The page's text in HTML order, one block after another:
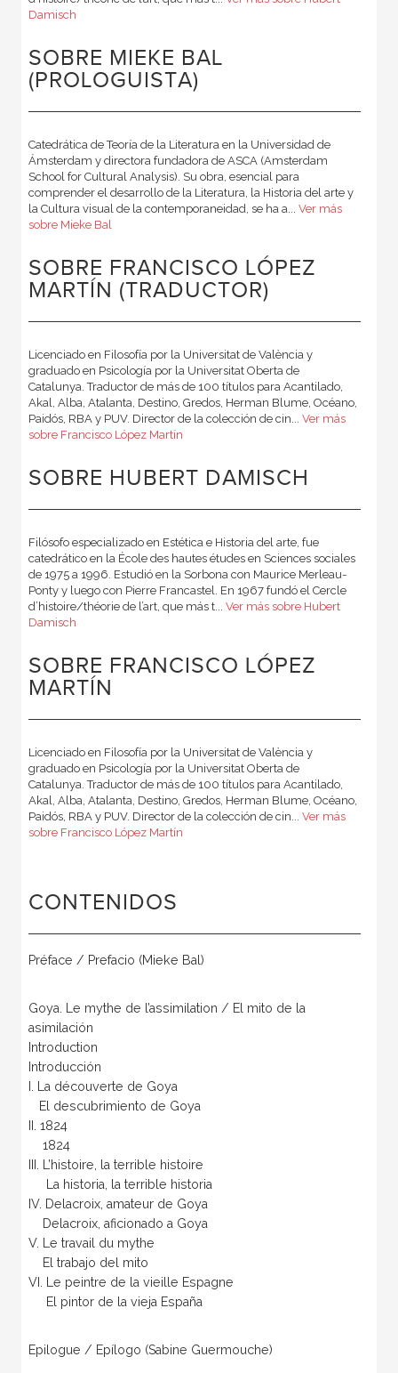
Damisch
SOBRE MIEKE BAL
(PROLOGUISTA)
Catedrática de Teoría de la Literatura en la Universidad de
Ámsterdam y directora fundadora de ASCA (Amsterdam
School for Cultural Analysis). Su obra, esencial para
comprender el desarrollo de la Literatura, la Historia del arte y
la Cultura visual de la contemporaneidad, se ha a... Ver más
sobre Mieke Bal
SOBRE FRANCISCO LÓPEZ
MARTÍN (TRADUCTOR)
Licenciado en Filosofía por la Universitat de València y
graduado en Psicología por la Universitat Oberta de
Catalunya. Traductor de más de 100 títulos para Acantilado,
Akal, Alba, Atalanta, Destino, Gredos, Herman Blume, Océano,
Paidós, RBA y PUV. Director de la colección de cin... Ver más
sobre Francisco López Martín
SOBRE HUBERT DAMISCH
Filósofo especializado en Estética e Historia del arte, fue
catedrático en la École des hautes études en Sciences sociales
de 1975 a 1996. Estudió en la Sorbona con Maurice Merleau-
Ponty y luego con Pierre Francastel. En 1967 fundó el Cercle
d’histoire/théorie de l’art, que más t... Ver más sobre Hubert
Damisch
SOBRE FRANCISCO LÓPEZ
MARTÍN
Licenciado en Filosofía por la Universitat de València y
graduado en Psicología por la Universitat Oberta de
Catalunya. Traductor de más de 100 títulos para Acantilado,
Akal, Alba, Atalanta, Destino, Gredos, Herman Blume, Océano,
Paidós, RBA y PUV. Director de la colección de cin... Ver más
sobre Francisco López Martín
CONTENIDOS
Préface / Prefacio (Mieke Bal)
Goya. Le mythe de l’assimilation / El mito de la
asimilación
Introduction
Introducción
I. La découverte de Goya
El descubrimiento de Goya
II. 1824
1824
III. L’histoire, la terrible histoire
La historia, la terrible historia
IV. Delacroix, amateur de Goya
Delacroix, aficionado a Goya
V. Le travail du mythe
El trabajo del mito
VI. Le peintre de la vieille Espagne
El pintor de la vieja España
Epilogue / Epílogo (Sabine Guermouche)